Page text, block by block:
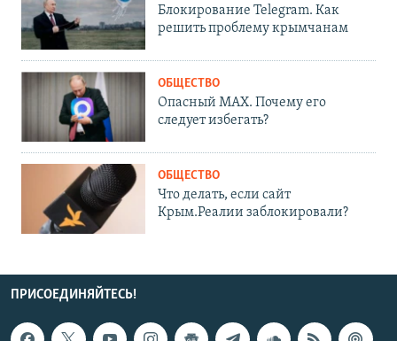
Блокирование Telegram. Как
решить проблему крымчанам
ОБЩЕСТВО
Опасный MAX. Почему его
следует избегать?
ОБЩЕСТВО
Что делать, если сайт
Крым.Реалии заблокировали?
ПРИСОЕДИНЯЙТЕСЬ!